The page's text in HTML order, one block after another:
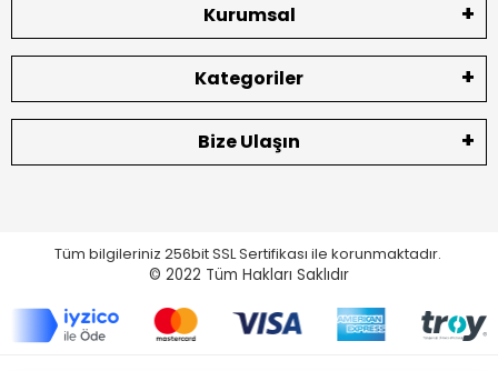
Kurumsal
Kategoriler
Bize Ulaşın
Tüm bilgileriniz 256bit SSL Sertifikası ile korunmaktadır.
© 2022 Tüm Hakları Saklıdır